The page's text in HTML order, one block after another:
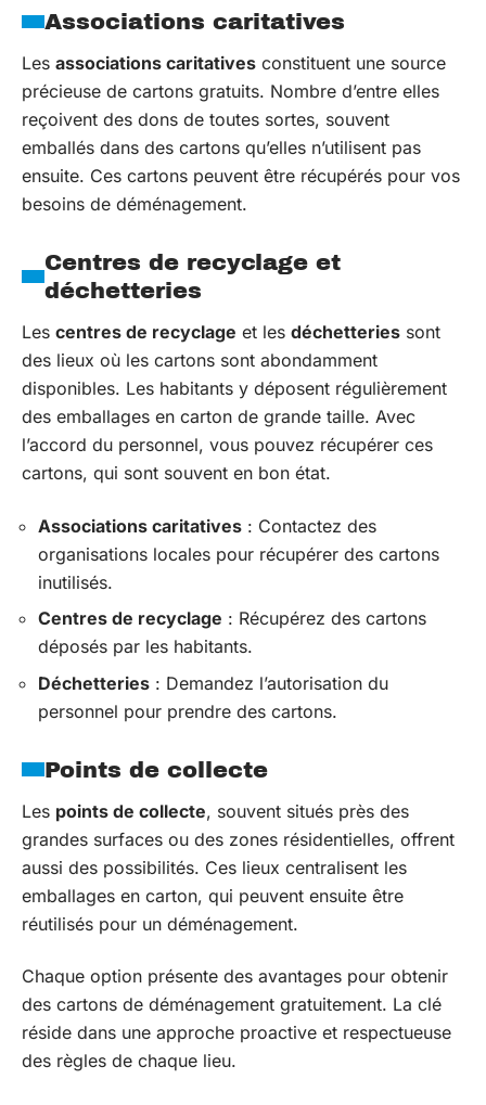
Associations caritatives
Les associations caritatives constituent une source
précieuse de cartons gratuits. Nombre d’entre elles
reçoivent des dons de toutes sortes, souvent
emballés dans des cartons qu’elles n’utilisent pas
ensuite. Ces cartons peuvent être récupérés pour vos
besoins de déménagement.
Centres de recyclage et
déchetteries
Les centres de recyclage et les déchetteries sont
des lieux où les cartons sont abondamment
disponibles. Les habitants y déposent régulièrement
des emballages en carton de grande taille. Avec
l’accord du personnel, vous pouvez récupérer ces
cartons, qui sont souvent en bon état.
Associations caritatives : Contactez des
organisations locales pour récupérer des cartons
inutilisés.
Centres de recyclage : Récupérez des cartons
déposés par les habitants.
Déchetteries : Demandez l’autorisation du
personnel pour prendre des cartons.
Points de collecte
Les points de collecte, souvent situés près des
grandes surfaces ou des zones résidentielles, offrent
aussi des possibilités. Ces lieux centralisent les
emballages en carton, qui peuvent ensuite être
réutilisés pour un déménagement.
Chaque option présente des avantages pour obtenir
des cartons de déménagement gratuitement. La clé
réside dans une approche proactive et respectueuse
des règles de chaque lieu.